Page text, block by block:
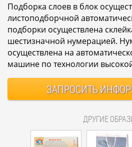
Подборка слоев в блок
листоподборчной
подборки осуществлена
шестизначной нумерацией.
осуществлена на
машине по технологии
ЗАПРОСИТЬ
ДРУГИЕ